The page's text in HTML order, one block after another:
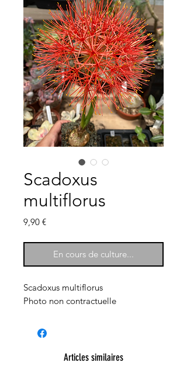
Scadoxus
multiflorus
9,90 €Prix
En cours de culture...
Scadoxus multiflorus
Photo non contractuelle
Articles similaires